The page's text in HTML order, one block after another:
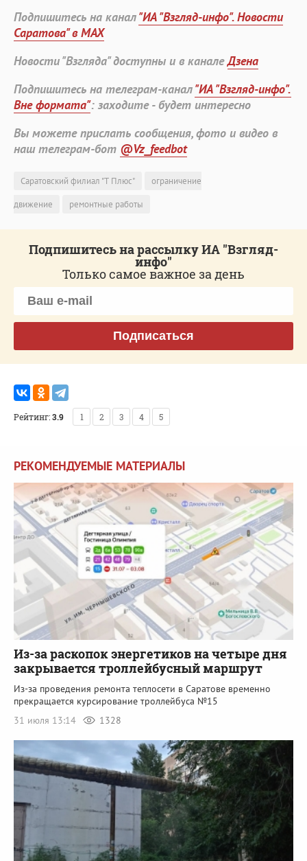
Подпишитесь на канал"ИА "Взгляд-инфо". Новости
Саратова" в MAX
Новости "Взгляда" доступны и в каналеДзена
Подпишитесь на телеграм-канал"ИА "Взгляд-инфо".
Вне формата": заходите - будет интересно
Вы можете прислать сообщения, фото и видео в
наш телеграм-бот @Vz_feedbot
Саратовский филиал "Т Плюс"
ограничение
движение
ремонтные работы
Подпишитесь на рассылку ИА "Взгляд-
инфо"
Только самое важное за день
Подписаться
Рейтинг:3.9 1 2 3 4 5
РЕКОМЕНДУЕМЫЕ МАТЕРИАЛЫ
Из-за раскопок энергетиков на четыре дня
закрывается троллейбусный маршрут
Из-за проведения ремонта теплосети в Саратове временно
прекращается курсирование троллейбуса №15
31 июля 13:14
1328